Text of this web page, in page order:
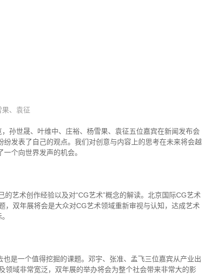
、袁征
孙世晟、叶维中、庄裕、杨雪果、袁征五位嘉宾在新闻发布会
发表了自己的观点。我们对创意与内容上的思考在未来将会越
个向世界发声的机会。
艺术创作经验以及对“CG艺术”概念的解读。北京国际CG艺术
双年展将会是大众对CG艺术领域重新审视与认知，达成艺术
是一个值得挖掘的课题。邓宇、张准、孟飞三位嘉宾从产业出
域非常宽泛，双年展的举办将会为整个社会带来非常大的影